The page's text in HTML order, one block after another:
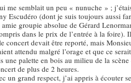
me semblait un peu « nunuche » ;
Escudéro (dont je suis toujours aussi
groupie absolue de Gérard
dans le prix de l’entrée à la foire).
concert devait être reporté, mais
attendu malgré l’orage et que ce
une palette en bois au milieu de la
de plus de 2 heures.
un grand respect, j’ai appris à écouter